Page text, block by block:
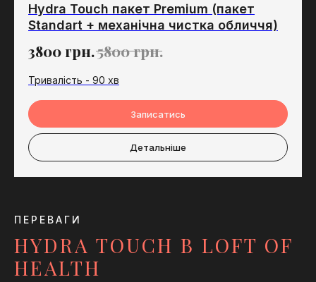
Hydra Touch пакет Premium (пакет
Standart + механічна чистка обличчя)
3800 грн.5800грн.
Тривалість - 90 хв
Записатись
Детальніше
ПЕРЕВАГИ
HYDRA TOUCH В LOFT OF
HEALTH